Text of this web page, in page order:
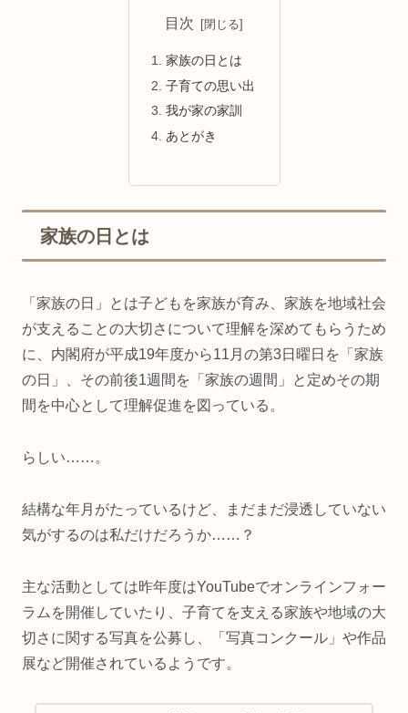
目次
家族の日とは
子育ての思い出
我が家の家訓
あとがき
家族の日とは
「家族の日」とは子どもを家族が育み、家族を地域社会
が支えることの大切さについて理解を深めてもらうため
に、内閣府が平成19年度から11月の第3日曜日を「家族
の日」、その前後1週間を「家族の週間」と定めその期
間を中心として理解促進を図っている。
らしい……。
結構な年月がたっているけど、まだまだ浸透していない
気がするのは私だけだろうか……？
主な活動としては昨年度はYouTubeでオンラインフォー
ラムを開催していたり、子育てを支える家族や地域の大
切さに関する写真を公募し、「写真コンクール」や作品
展など開催されているようです。